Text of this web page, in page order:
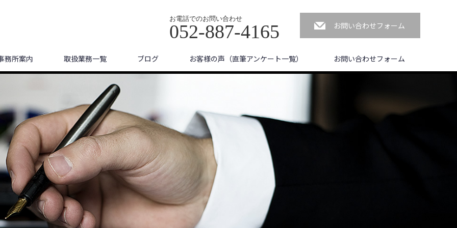
お電話でのお問い合わせ
052-887-4165 お問い合わせフォーム
務所案内 取扱業務一覧 ブログ お客様の声（直筆アンケート一覧） お問い合わせフォーム